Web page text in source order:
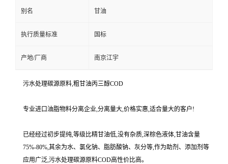
别名 甘油
执行质量标准 国标
产地/厂商 南京江宇
污水处理碳源原料,粗甘油丙三醇COD
专业进口油脂物料分离企业,分离量大,价格实惠,适合量大的客户!
已经经过初步提纯,等级比精甘油低,没有杂质,深棕色液体,甘油含量
75%-80%,其余为水、氯化钠、脂肪酸钠、灰分等,作为助剂、添加剂等
应用广泛,污水处理碳源原料COD高性价比高。